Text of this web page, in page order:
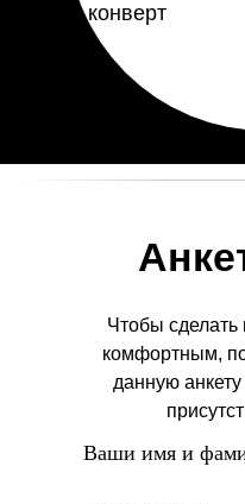
конверт
Будем
знак
может быть по
Ваши имя и
Чтобы сделать
комфортным,
данную